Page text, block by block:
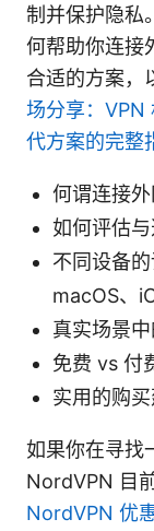
制并保护隐私
何帮助你连接
合适的方案，
场分享：VPN
代方案的完整
何谓连接
如何评估
不同设备
macOS、
真实场景
免费 vs 付
实用的购
如果你在寻找
NordVPN 目
NordVPN 优